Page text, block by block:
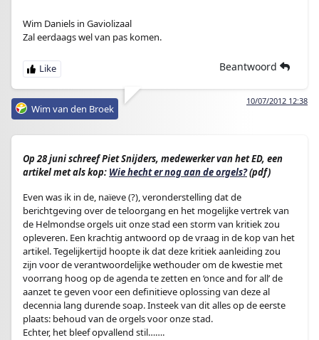
Wim Daniels in Gaviolizaal
Zal eerdaags wel van pas komen.
Beantwoord
10/07/2012 12:38
Wim van den Broek
Op 28 juni schreef Piet Snijders, medewerker van het ED, een
artikel met als kop: Wie hecht er nog aan de orgels?(pdf)
Even was ik in de, naïeve (?), veronderstelling dat de
berichtgeving over de teloorgang en het mogelijke vertrek van
de Helmondse orgels uit onze stad een storm van kritiek zou
opleveren. Een krachtig antwoord op de vraag in de kop van het
artikel. Tegelijkertijd hoopte ik dat deze kritiek aanleiding zou
zijn voor de verantwoordelijke wethouder om de kwestie met
voorrang hoog op de agenda te zetten en ‘once and for all’ de
aanzet te geven voor een definitieve oplossing van deze al
decennia lang durende soap. Insteek van dit alles op de eerste
plaats: behoud van de orgels voor onze stad.
Echter, het bleef opvallend stil…….